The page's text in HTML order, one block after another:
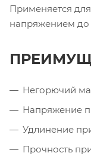
Применяется
напряжением до
Негорючий
Напряжение
Удлинение
Прочность